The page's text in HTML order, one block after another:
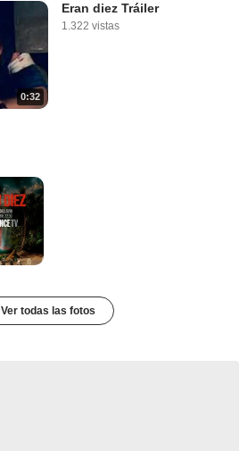
0:32
Eran diez Tráiler
1.322 vistas
Ver todas las fotos